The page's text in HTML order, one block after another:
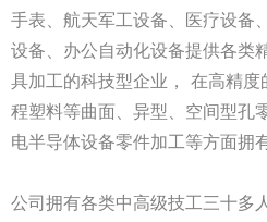
手表、航天军工设备、医疗设备
设备、办公自动化设备提供各类
具加工的科技型企业， 在高精
程塑料等曲面、异型、空间型孔
电半导体设备零件加工等方面拥
公司拥有各类中高级技工三十多